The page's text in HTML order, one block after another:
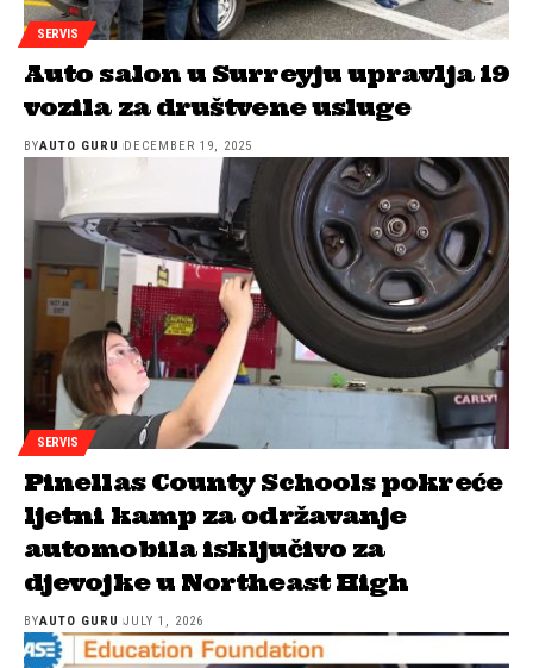
SERVIS
Auto salon u Surreyju upravlja 19
vozila za društvene usluge
BYAUTO GURU DECEMBER 19, 2025
SERVIS
Pinellas County Schools pokreće
ljetni kamp za održavanje
automobila isključivo za
djevojke u Northeast High
BYAUTO GURU JULY 1, 2026